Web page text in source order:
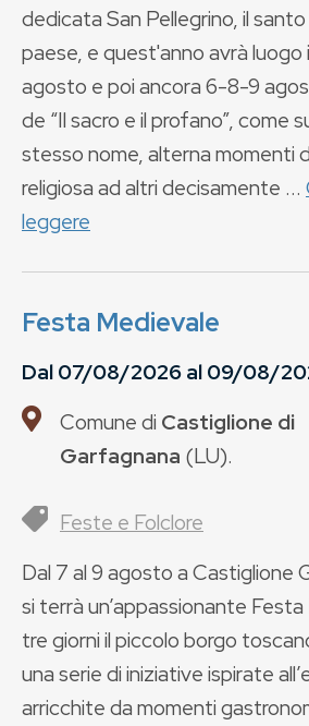
dedicata San Pellegrino, il
paese, e quest'anno avrà luogo
agosto e poi ancora 6-8-9
de “Il sacro e il profano”, come
stesso nome, alterna momenti
religiosa ad altri decisamente ...
leggere
Festa Medievale
Dal07/08/2026al09/08/
Comune di Castiglione di
Garfagnana (LU).
Feste e Folclore
Dal 7 al 9 agosto a Castiglione
si terrà un’appassionante
tre giorni il piccolo borgo
una serie di iniziative ispirate
arricchite da momenti